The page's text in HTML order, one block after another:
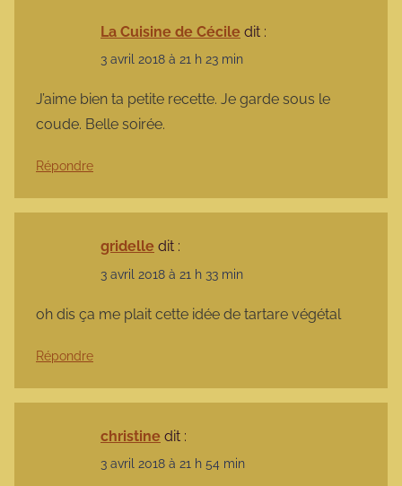
La Cuisine de Cécile dit :
3 avril 2018 à 21 h 23 min
J’aime bien ta petite recette. Je garde sous le
coude. Belle soirée.
Répondre
gridelle dit :
3 avril 2018 à 21 h 33 min
oh dis ça me plait cette idée de tartare végétal
Répondre
christine dit :
3 avril 2018 à 21 h 54 min